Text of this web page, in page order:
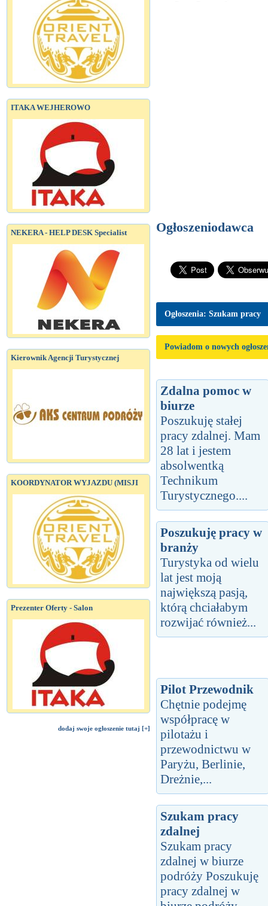
ITAKA WEJHEROWO
NEKERA - HELP DESK Specialist
Kierownik Agencji Turystycznej
KOORDYNATOR WYJAZDU (MISJI
Prezenter Oferty - Salon
dodaj swoje ogłoszenie tutaj [+]
Ogłoszeniodawca
Ogłoszenia: Szukam pracy
Powiadom o nowych
Zdalna pomoc w
biurze
Poszukuję stałej
pracy zdalnej. Mam
28 lat i jestem
absolwentką
Technikum
Turystycznego....
Poszukuję pracy w
branży
Turystyka od wielu
lat jest moją
największą pasją,
którą chciałabym
rozwijać również...
Pilot Przewodnik
Chętnie podejmę
współpracę w
pilotażu i
przewodnictwu w
Paryżu, Berlinie,
Dreżnie,...
Szukam pracy
zdalnej
Szukam pracy
zdalnej w biurze
podróży Poszukuję
pracy zdalnej w